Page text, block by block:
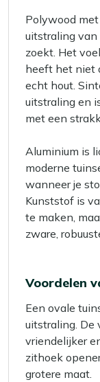
Polywood
uitstraling van
zoekt. Het
heeft het niet
echt hout.
uitstraling en
met een
Aluminium is
moderne
wanneer je
Kunststof is
te maken,
zware,
Voordelen
Een ovale
uitstraling. De
vriendelijker
zithoek
grotere maat.